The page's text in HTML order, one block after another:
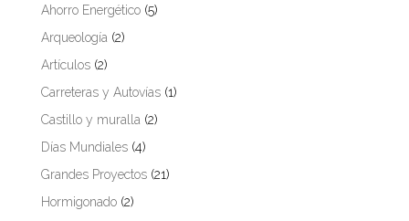
Ahorro Energético(5)
Arqueología (2)
Artículos(2)
Carreteras y Autovías(1)
Castillo y muralla (2)
Días Mundiales(4)
Grandes Proyectos(21)
Hormigonado(2)